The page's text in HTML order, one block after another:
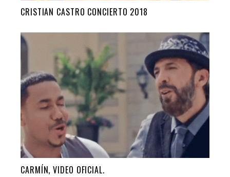
CRISTIAN CASTRO CONCIERTO 2018
CARMÍN, VIDEO OFICIAL.